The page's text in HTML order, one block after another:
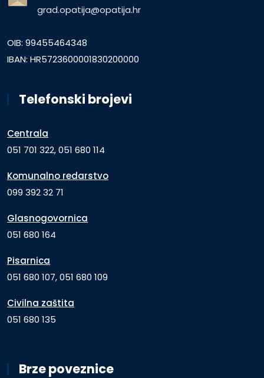
grad.opatija@opatija.hr
OIB: 99455464348
IBAN: HR5723600001830200000
Telefonski brojevi
Centrala
051 701 322, 051 680 114
Komunalno redarstvo
099 392 32 71
Glasnogovornica
051 680 164
Pisarnica
051 680 107, 051 680 109
Civilna zaštita
051 680 135
Brze poveznice